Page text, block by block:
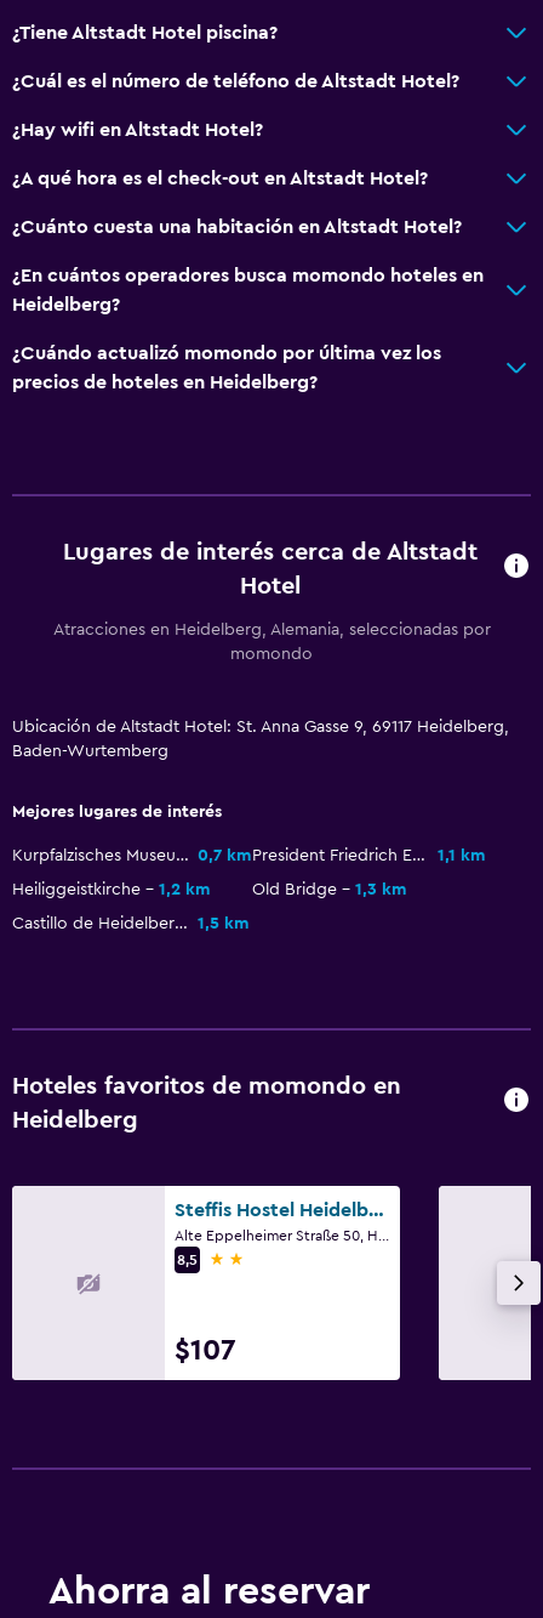
Plantas superiores accesibles por escaleras
Caja fuerte
Minimercado en las instalaciones
Acceso con llave
Check-out exprés
Check-in/check-out privado
Papel higiénico
TV de pantalla plana
Habitación
Almohada de plumas
Estacionamiento y transporte
Almuerzos para llevar
Botiquín de primeros auxilios
¿Tiene Altstadt Hotel piscina?
¿Cuál es el número de teléfono de Altstadt Hotel?
¿Hay wifi en Altstadt Hotel?
¿A qué hora es el check-out en Altstadt Hotel?
¿Cuánto cuesta una habitación en Altstadt Hotel?
¿En cuántos operadores busca momondo hoteles en
Heidelberg?
¿Cuándo actualizó momondo por última vez los
precios de hoteles en Heidelberg?
Lugares de interés cerca de Altstadt
Hotel
Atracciones en Heidelberg, Alemania, seleccionadas por
momondo
Ubicación de Altstadt Hotel: St. Anna Gasse 9, 69117 Heidelberg,
Baden-Wurtemberg
Mejores lugares de interés
Kurpfalzisches Museum 0,7 km President Friedrich Ebert Memorial
1,1 km
Heiliggeistkirche
1,2 km Old Bridge
1,3 km
Castillo de Heidelberg
1,5 km
Hoteles favoritos de momondo en
Heidelberg
Steffis Hostel Heidelberg
8,5
2 estrellas
$107
Ahorra al reservar